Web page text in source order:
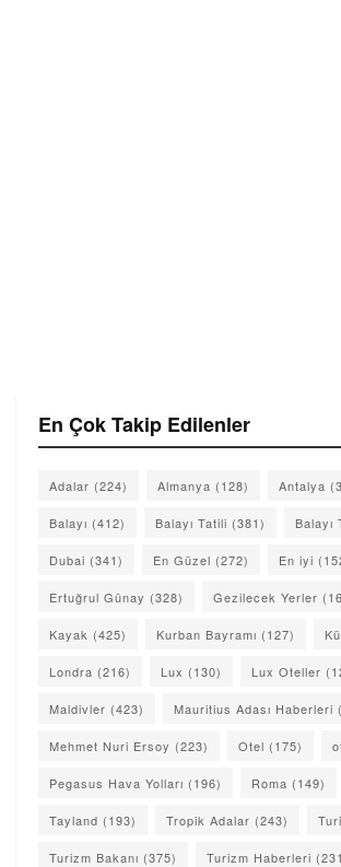
En Çok Takip Edilenler
Adalar (224) Almanya (128) Antalya
Balayı (412) Balayı Tatili (381) Balayı
Dubai (341) En Güzel (272) En iyi
Ertuğrul Günay (328) Gezilecek Yerler
Kayak (425) Kurban Bayramı (127)
Londra (216) Lux (130) Lux Oteller
Maldivler (423) Mauritius Adası Haberleri
Mehmet Nuri Ersoy (223) Otel (175)
Pegasus Hava Yolları (196) Roma (149)
Tayland (193) Tropik Adalar (243)
Turizm Bakanı (375) Turizm Haberleri